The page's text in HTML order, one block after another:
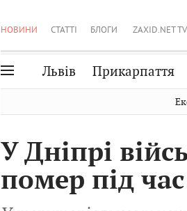
НОВИНИ СТАТТІ БЛОГИ ZAXID.NET TV
Львів Прикарпаття
Волинь
Чернівці
Шептицький
У Дніпрі
помер під